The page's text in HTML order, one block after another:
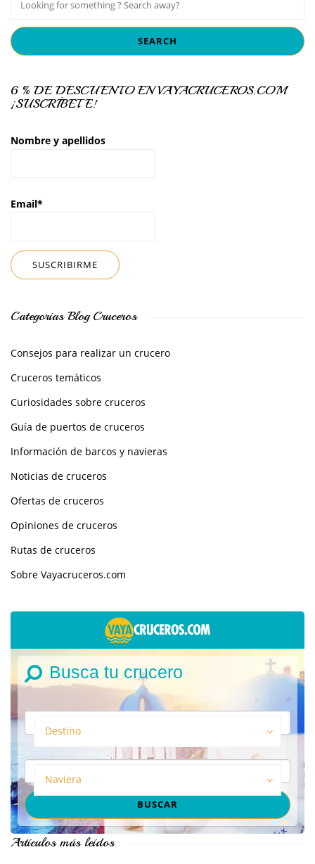
6 % DE DESCUENTO EN VAYACRUCEROS.COM
¡SUSCRÍBETE!
Nombre y apellidos
Email*
Categorías Blog Cruceros
Consejos para realizar un crucero
Cruceros temáticos
Curiosidades sobre cruceros
Guía de puertos de cruceros
Información de barcos y navieras
Noticias de cruceros
Ofertas de cruceros
Opiniones de cruceros
Rutas de cruceros
Sobre Vayacruceros.com
Busca tu crucero
Destino
Naviera
Artículos más leídos